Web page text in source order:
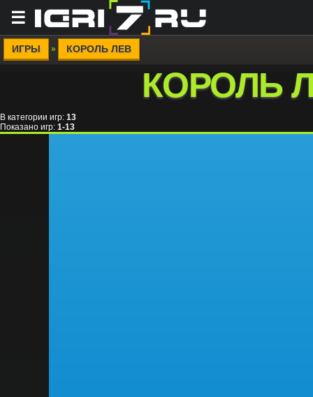
☰
ИГРЫ » КОРОЛЬ ЛЕВ
КОРОЛЬ
В категории игр: 13
Показано игр: 1-13